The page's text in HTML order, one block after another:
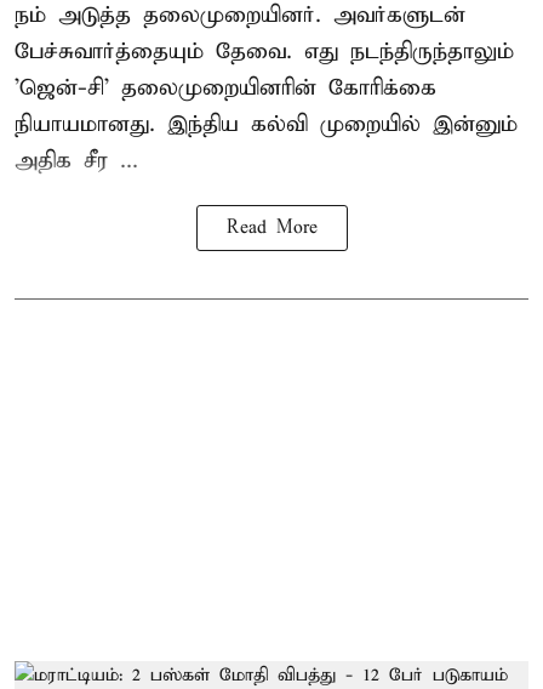
நம் அடுத்த தலைமுறையினர். அவர்களுடன்
பேச்சுவார்த்தையும் தேவை. எது நடந்திருந்தாலும்
'ஜென்-சி' தலைமுறையினரின் கோரிக்கை
நியாயமானது. இந்திய கல்வி முறையில் இன்னும்
அதிக சீர ...
Read More